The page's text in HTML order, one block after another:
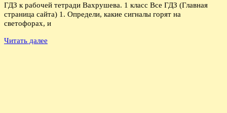
ГДЗ к рабочей тетради Вахрушева. 1 класс Все ГДЗ (Главная
страница сайта) 1. Определи, какие сигналы горят на
светофорах, и
Читать далее